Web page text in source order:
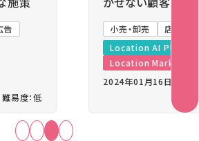
ーケティング
人流アナリティクス®
難易度：中